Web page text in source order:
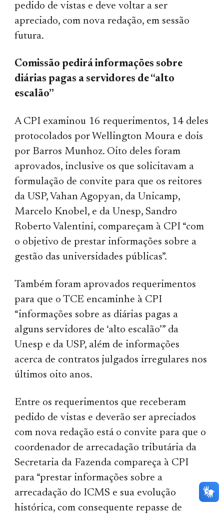
pedido de vistas e deve voltar a ser
apreciado, com nova redação, em sessão
futura.
Comissão pedirá informações sobre
diárias pagas a servidores de “alto
escalão”
A CPI examinou 16 requerimentos, 14 deles
protocolados por Wellington Moura e dois
por Barros Munhoz. Oito deles foram
aprovados, inclusive os que solicitavam a
formulação de convite para que os reitores
da USP, Vahan Agopyan, da Unicamp,
Marcelo Knobel, e da Unesp, Sandro
Roberto Valentini, compareçam à CPI “com
o objetivo de prestar informações sobre a
gestão das universidades públicas”.
Também foram aprovados requerimentos
para que o TCE encaminhe à CPI
“informações sobre as diárias pagas a
alguns servidores de ‘alto escalão’” da
Unesp e da USP, além de informações
acerca de contratos julgados irregulares nos
últimos oito anos.
Entre os requerimentos que receberam
pedido de vistas e deverão ser apreciados
com nova redação está o convite para que o
coordenador de arrecadação tributária da
Secretaria da Fazenda compareça à CPI
para “prestar informações sobre a
arrecadação do ICMS e sua evolução
histórica, com consequente repasse de